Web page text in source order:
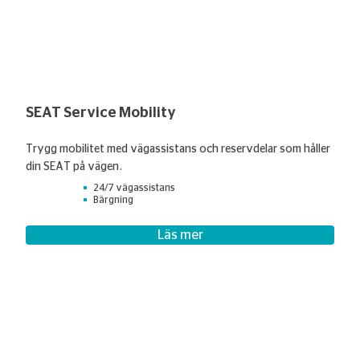
SEAT Service Mobility
Trygg mobilitet med vägassistans och reservdelar som håller
din SEAT på vägen.
24/7 vägassistans
Bärgning
Läs mer